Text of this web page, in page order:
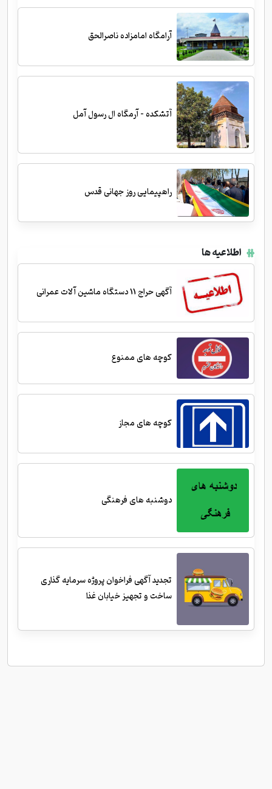
آرامگاه امامزاده ناصرالحق
آتشکده - آرمگاه ال رسول آمل
راهپیمایی روز جهانی قدس
اطلاعیه ها
آگهی حراج 11 دستگاه ماشین آلات عمرانی
کوچه های ممنوع
کوچه های مجاز
دوشنبه های فرهنگی
تجدید آگهی فراخوان پروژه سرمایه گذاری
ساخت و تجهیز خیابان غذا